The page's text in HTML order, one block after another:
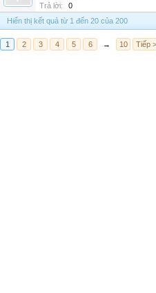
Trả lời:
0
Hiển thị kết quả từ 1 đến 20 của 200
1 2 3 4 5 6 → 10 Tiếp >